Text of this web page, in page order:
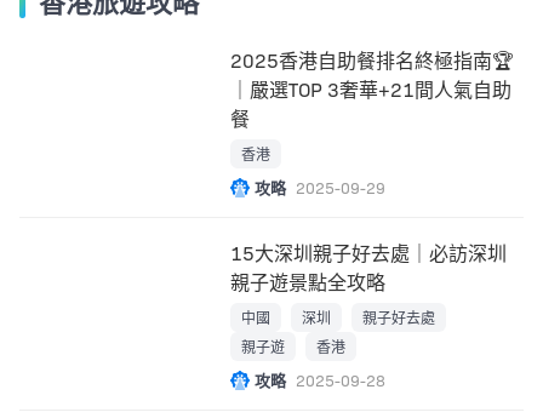
2025香港自助餐排名終極指南🏆
｜嚴選TOP 3奢華+21間人氣自助
餐
香港
攻略 2025-09-29
15大深圳親子好去處｜必訪深圳
親子遊景點全攻略
中國 深圳
親子好去處
親子遊
香港
攻略 2025-09-28